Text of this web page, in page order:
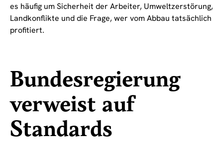
es häufig um Sicherheit der Arbeiter, Umweltzerstörung,
Landkonflikte und die Frage, wer vom Abbau tatsächlich
profitiert.
Bundesregierung
verweist auf
Standards